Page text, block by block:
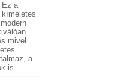
Ez a
kíméletes
mivel
a
is...